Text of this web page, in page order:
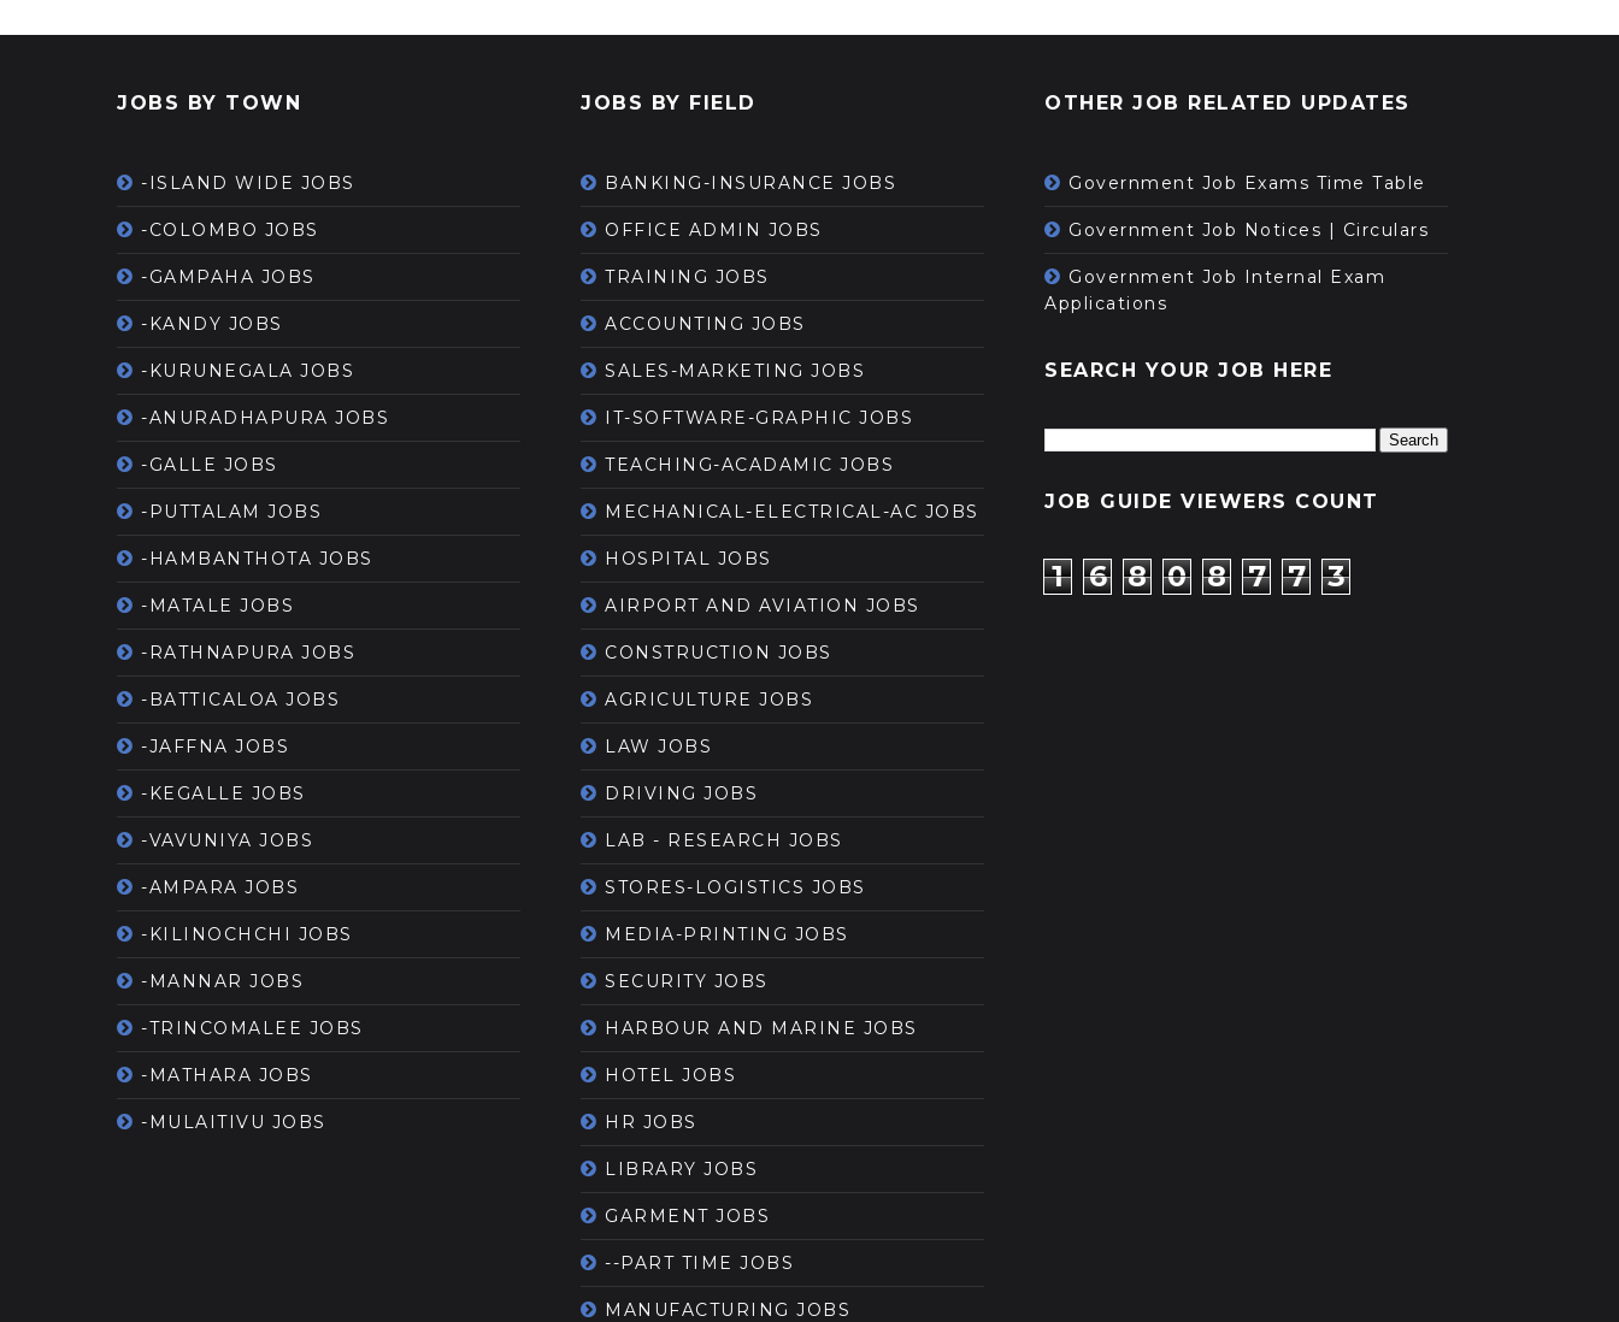
JOBS BY TOWN
-ISLAND WIDE JOBS
-COLOMBO JOBS
-GAMPAHA JOBS
-KANDY JOBS
-KURUNEGALA JOBS
-ANURADHAPURA JOBS
-GALLE JOBS
-PUTTALAM JOBS
-HAMBANTHOTA JOBS
-MATALE JOBS
-RATHNAPURA JOBS
-BATTICALOA JOBS
-JAFFNA JOBS
-KEGALLE JOBS
-VAVUNIYA JOBS
-AMPARA JOBS
-KILINOCHCHI JOBS
-MANNAR JOBS
-TRINCOMALEE JOBS
-MATHARA JOBS
-MULAITIVU JOBS
JOBS BY FIELD
BANKING-INSURANCE JOBS
OFFICE ADMIN JOBS
TRAINING JOBS
ACCOUNTING JOBS
SALES-MARKETING JOBS
IT-SOFTWARE-GRAPHIC JOBS
TEACHING-ACADAMIC JOBS
MECHANICAL-ELECTRICAL-AC JOBS
HOSPITAL JOBS
AIRPORT AND AVIATION JOBS
CONSTRUCTION JOBS
AGRICULTURE JOBS
LAW JOBS
DRIVING JOBS
LAB - RESEARCH JOBS
STORES-LOGISTICS JOBS
MEDIA-PRINTING JOBS
SECURITY JOBS
HARBOUR AND MARINE JOBS
HOTEL JOBS
HR JOBS
LIBRARY JOBS
GARMENT JOBS
--PART TIME JOBS
MANUFACTURING JOBS
OTHER JOB RELATED UPDATES
Government Job Exams Time Table
Government Job Notices | Circulars
Government Job Internal Exam
Applications
SEARCH YOUR JOB HERE
JOB GUIDE VIEWERS COUNT
1 6 8 0 8 7 7 3